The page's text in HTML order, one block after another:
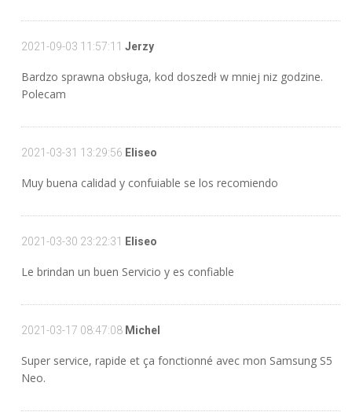
2021-09-03 11:57:11 Jerzy
Bardzo sprawna obsługa, kod doszedł w mniej niz godzine.
Polecam
2021-03-31 13:29:56 Eliseo
Muy buena calidad y confuiable se los recomiendo
2021-03-30 23:22:31 Eliseo
Le brindan un buen Servicio y es confiable
2021-03-17 08:47:08 Michel
Super service, rapide et ça fonctionné avec mon Samsung S5
Neo.